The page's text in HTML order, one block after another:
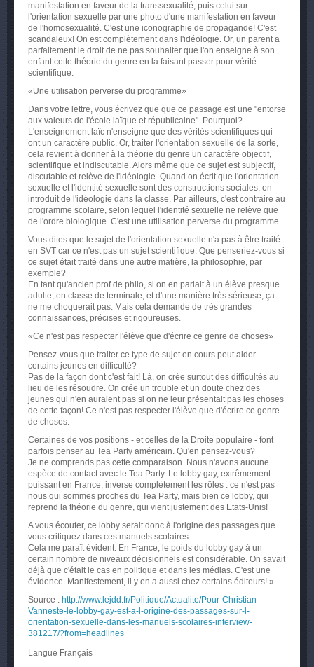
manifestation en faveur de la transsexualité, puis celui sur
l'orientation sexuelle par une photo d'une manifestation en faveur
de l'homosexualité. C'est une iconographie de propagande! C'est
scandaleux! On est complètement dans l'idéologie. Or, un parent a
parfaitement le droit de ne pas souhaiter que l'on enseigne à son
enfant cette théorie du genre en la faisant passer pour vérité
scientifique.
«Une utilisation perverse du programme»
Dans votre lettre, vous écrivez que que ce passage est une "entorse
aux valeurs de l'école laïque et républicaine". Pourquoi?
L'enseignement laïc n'enseigne que des vérités scientifiques qui
ont un caractère public. Or, traiter l'orientation sexuelle de la sorte,
cela revient à donner à la théorie du genre un caractère objectif,
scientifique et indiscutable. Alors même que ce sujet est subjectif,
discutable et relève de l'idéologie. Quand on écrit que l'orientation
sexuelle et l'identité sexuelle sont des constructions sociales, on
introduit de l'idéologie dans la classe. Par ailleurs, c'est contraire au
programme scolaire, selon lequel l'identité sexuelle ne relève que
de l'ordre biologique. C'est une utilisation perverse du programme.
Vous dites que le sujet de l'orientation sexuelle n'a pas à être traité
en SVT car ce n'est pas un sujet scientifique. Que penseriez-vous si
ce sujet était traité dans une autre matière, la philosophie, par
exemple?
En tant qu'ancien prof de philo, si on en parlait à un élève presque
adulte, en classe de terminale, et d'une manière très sérieuse, ça
ne me choquerait pas. Mais cela demande de très grandes
connaissances, précises et rigoureuses.
«Ce n'est pas respecter l'élève que d'écrire ce genre de choses»
Pensez-vous que traiter ce type de sujet en cours peut aider
certains jeunes en difficulté?
Pas de la façon dont c'est fait! Là, on crée surtout des difficultés au
lieu de les résoudre. On crée un trouble et un doute chez des
jeunes qui n'en auraient pas si on ne leur présentait pas les choses
de cette façon! Ce n'est pas respecter l'élève que d'écrire ce genre
de choses.
Certaines de vos positions - et celles de la Droite populaire - font
parfois penser au Tea Party américain. Qu'en pensez-vous?
Je ne comprends pas cette comparaison. Nous n'avons aucune
espèce de contact avec le Tea Party. Le lobby gay, extrêmement
puissant en France, inverse complètement les rôles : ce n'est pas
nous qui sommes proches du Tea Party, mais bien ce lobby, qui
reprend la théorie du genre, qui vient justement des Etats-Unis!
A vous écouter, ce lobby serait donc à l'origine des passages que
vous critiquez dans ces manuels scolaires…
Cela me paraît évident. En France, le poids du lobby gay à un
certain nombre de niveaux décisionnels est considérable. On savait
déjà que c'était le cas en politique et dans les médias. C'est une
évidence. Manifestement, il y en a aussi chez certains éditeurs! »
Source : http://www.lejdd.fr/Politique/Actualite/Pour-Christian-
Vanneste-le-lobby-gay-est-a-l-origine-des-passages-sur-l-
orientation-sexuelle-dans-les-manuels-scolaires-interview-
381217/?from=headlines
Langue Français